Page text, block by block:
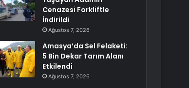
Cenazesi Forkliftle
İndirildi
Ağustos 7, 2026
Amasya’da Sel Felaketi:
5 Bin Dekar Tarım Alanı
Etkilendi
Ağustos 7, 2026